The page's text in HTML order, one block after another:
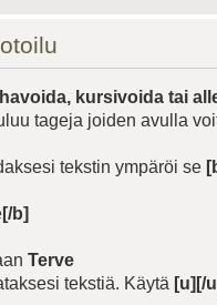
kursivoida tai
tageja joiden avulla
tekstin ympäröi se
[/b]
Terve
tekstiä. Käytä [u][/